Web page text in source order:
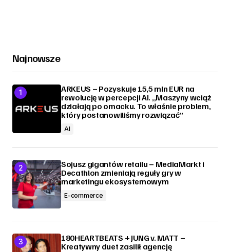
Najnowsze
ARKEUS – Pozyskuje 15,5 mln EUR na
rewolucję w percepcji AI. „Maszyny wciąż
działają po omacku. To właśnie problem,
który postanowiliśmy rozwiązać”
AI
Sojusz gigantów retailu – MediaMarkt i
Decathlon zmieniają reguły gry w
marketingu ekosystemowym
E-commerce
180HEARTBEATS + JUNG v. MATT –
Kreatywny duet zasilił agencję